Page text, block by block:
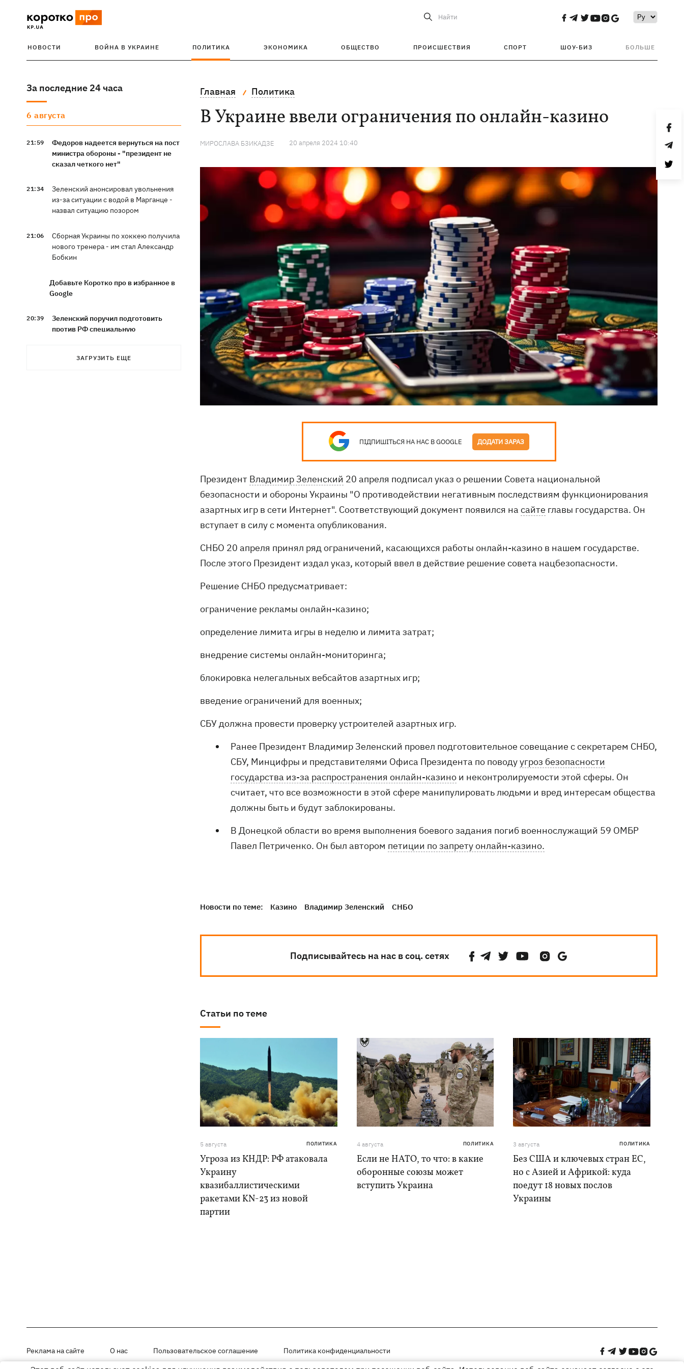
Найти
НОВОСТИ ВОЙНА В УКРАИНЕ ПОЛИТИКА ЭКОНОМИКА ОБЩЕСТВО ПРОИСШЕСТВИЯ СПОРТ ШОУ-БИЗ БОЛЬШЕ
За последние 24 часа
6 августа
21:59
Федоров надеется вернуться на пост
министра обороны - "президент не
сказал четкого нет"
21:34
Зеленский анонсировал увольнения
из-за ситуации с водой в Марганце -
назвал ситуацию позором
21:06
Сборная Украины по хоккею получила
нового тренера - им стал Александр
Бобкин
Добавьте Коротко про в избранное в
Google
20:39
Зеленский поручил подготовить
против РФ специальную
ЗАГРУЗИТЬ ЕЩЕ
Главная Политика
В Украине ввели ограничения по онлайн-казино
МИРОСЛАВА БЗИКАДЗЕ 20 апреля 2024 10:40
ПІДПИШІТЬСЯ НА НАС В GOOGLE ДОДАТИ ЗАРАЗ
Президент Владимир Зеленский 20 апреля подписал указ о решении Совета национальной
безопасности и обороны Украины "О противодействии негативным последствиям функционирования
азартных игр в сети Интернет". Соответствующий документ появился на сайте главы государства. Он
вступает в силу с момента опубликования.
СНБО 20 апреля принял ряд ограничений, касающихся работы онлайн-казино в нашем государстве.
После этого Президент издал указ, который ввел в действие решение совета нацбезопасности.
Решение СНБО предусматривает:
ограничение рекламы онлайн-казино;
определение лимита игры в неделю и лимита затрат;
внедрение системы онлайн-мониторинга;
блокировка нелегальных вебсайтов азартных игр;
введение ограничений для военных;
СБУ должна провести проверку устроителей азартных игр.
Ранее Президент Владимир Зеленский провел подготовительное совещание с секретарем СНБО,
СБУ, Минцифры и представителями Офиса Президента по поводуугроз безопасности
государства из-за распространения онлайн-казино и неконтролируемости этой сферы. Он
считает, что все возможности в этой сфере манипулировать людьми и вред интересам общества
должны быть и будут заблокированы.
В Донецкой области во время выполнения боевого задания погиб военнослужащий 59 ОМБР
Павел Петриченко. Он был автором петиции по запрету онлайн-казино.
Новости по теме: Казино Владимир Зеленский СНБО
Подписывайтесь на нас в соц. сетях
Статьи по теме
5 августа ПОЛИТИКА
Угроза из КНДР: РФ атаковала
Украину
квазибаллистическими
ракетами KN-23 из новой
партии
4 августа ПОЛИТИКА
Если не НАТО, то что: в какие
оборонные союзы может
вступить Украина
3 августа ПОЛИТИКА
Без США и ключевых стран ЕС,
но с Азией и Африкой: куда
поедут 18 новых послов
Украины
Реклама на сайте О нас Пользовательское соглашение Политика конфиденциальности